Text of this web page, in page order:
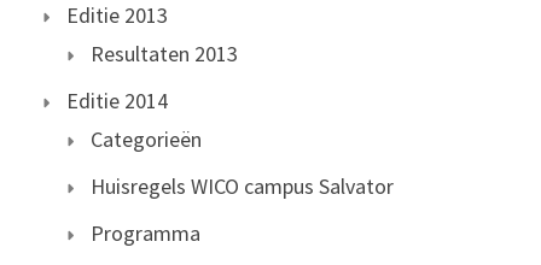
Editie 2013
Resultaten 2013
Editie 2014
Categorieën
Huisregels WICO campus Salvator
Programma